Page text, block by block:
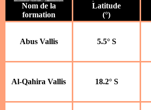
Nom de la
formation
Latitude
(°)
Abus Vallis 5.5° S
Al-Qahira Vallis 18.2° S